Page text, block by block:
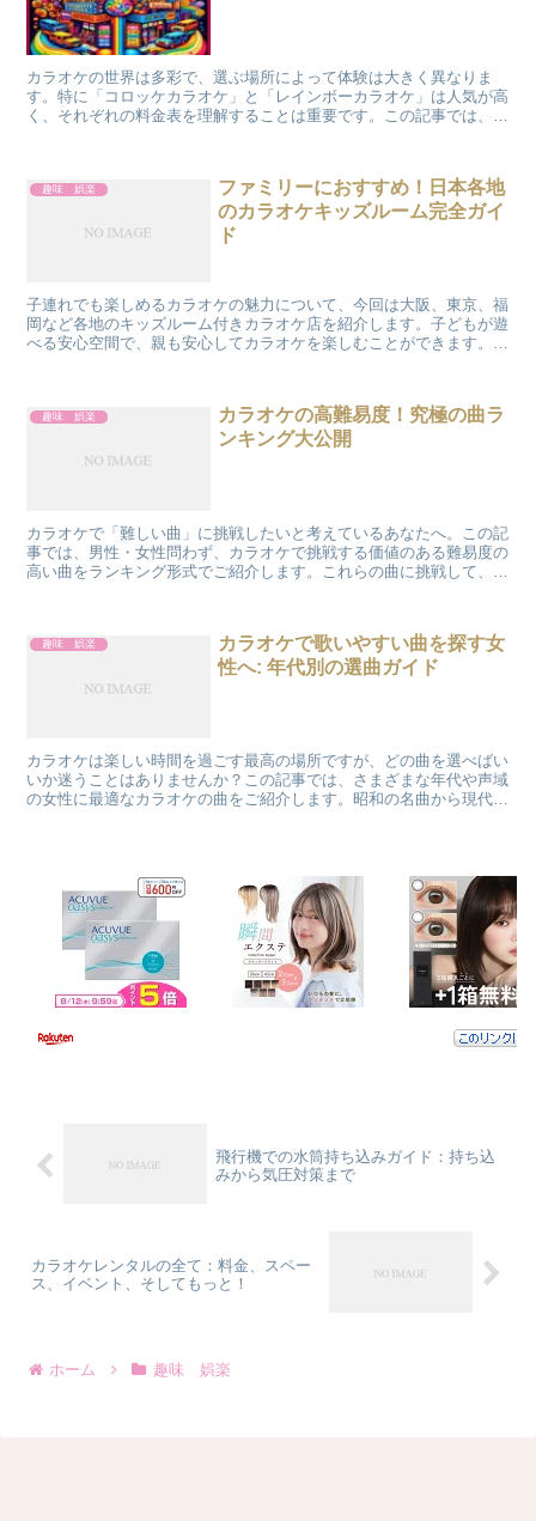
カラオケの世界は多彩で、選ぶ場所によって体験は大きく異なりま
す。特に「コロッケカラオケ」と「レインボーカラオケ」は人気が高
く、それぞれの料金表を理解することは重要です。この記事では、こ
趣味 娯楽
ファミリーにおすすめ！日本各地
のカラオケキッズルーム完全ガイ
ド
子連れでも楽しめるカラオケの魅力について、今回は大阪、東京、福
岡など各地のキッズルーム付きカラオケ店を紹介します。子どもが遊
べる安心空間で、親も安心してカラオケを楽しむことができます。
趣味 娯楽
カラオケの高難易度！究極の曲ラ
ンキング大公開
カラオケで「難しい曲」に挑戦したいと考えているあなたへ。この記
事では、男性・女性問わず、カラオケで挑戦する価値のある難易度の
高い曲をランキング形式でご紹介します。これらの曲に挑戦して、カ
趣味 娯楽
カラオケで歌いやすい曲を探す女
性へ: 年代別の選曲ガイド
カラオケは楽しい時間を過ごす最高の場所ですが、どの曲を選べばい
いか迷うことはありませんか？この記事では、さまざまな年代や声域
の女性に最適なカラオケの曲をご紹介します。昭和の名曲から現代の
飛行機での水筒持ち込みガイド：持ち込
みから気圧対策まで
カラオケレンタルの全て：料金、スペー
ス、イベント、そしてもっと！
ホーム 趣味 娯楽